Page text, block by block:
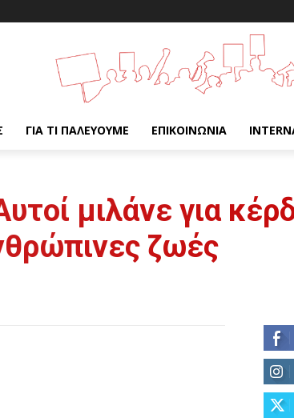
ΓΙΑ ΤΙ ΠΑΛΕΎΟΥΜΕ ΕΠΙΚΟΙΝΩΝΊΑ
μιλάνε για
ζωές